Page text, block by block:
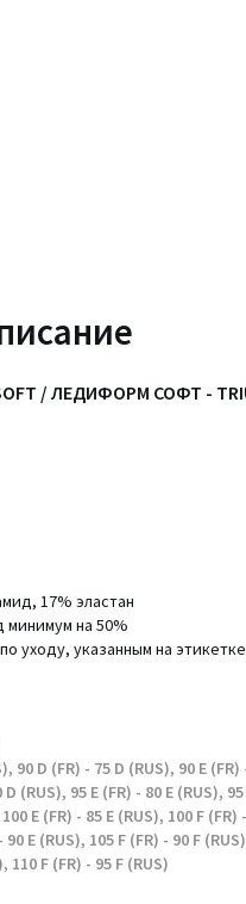
/ ЛЕДИФОРМ СОФТ -
17% эластан
на 50%
уходу, указанным на
90 D (FR) - 75 D (RUS), 90 E
(RUS), 95 E (FR) - 80 E (RUS),
E (FR) - 85 E (RUS), 100 F
E (RUS), 105 F (FR) - 90 F
110 F (FR) - 95 F (RUS)